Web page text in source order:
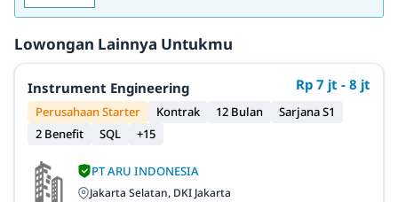
Lowongan Lainnya Untukmu
Instrument Engineering Rp 7 jt - 8 jt
Perusahaan Starter Kontrak 12 Bulan
Sarjana S1
2 Benefit
SQL +15
PT ARU INDONESIA
Jakarta Selatan, DKI Jakarta